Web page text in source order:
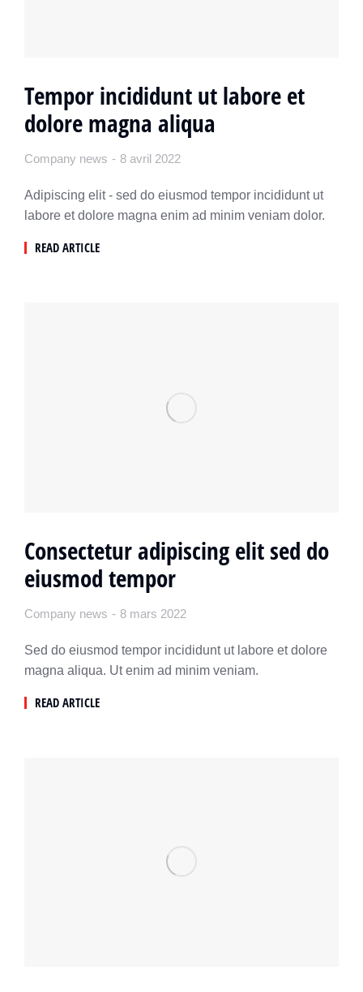
Tempor incididunt ut labore et
dolore magna aliqua
Company news 8 avril 2022
Adipiscing elit - sed do eiusmod tempor incididunt ut
labore et dolore magna enim ad minim veniam dolor.
READ ARTICLE
Consectetur adipiscing elit sed do
eiusmod tempor
Company news 8 mars 2022
Sed do eiusmod tempor incididunt ut labore et dolore
magna aliqua. Ut enim ad minim veniam.
READ ARTICLE